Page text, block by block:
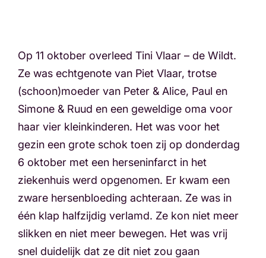
Op 11 oktober overleed Tini Vlaar – de Wildt.
Ze was echtgenote van Piet Vlaar, trotse
(schoon)moeder van Peter & Alice, Paul en
Simone & Ruud en een geweldige oma voor
haar vier kleinkinderen. Het was voor het
gezin een grote schok toen zij op donderdag
6 oktober met een herseninfarct in het
ziekenhuis werd opgenomen. Er kwam een
zware hersenbloeding achteraan. Ze was in
één klap halfzijdig verlamd. Ze kon niet meer
slikken en niet meer bewegen. Het was vrij
snel duidelijk dat ze dit niet zou gaan